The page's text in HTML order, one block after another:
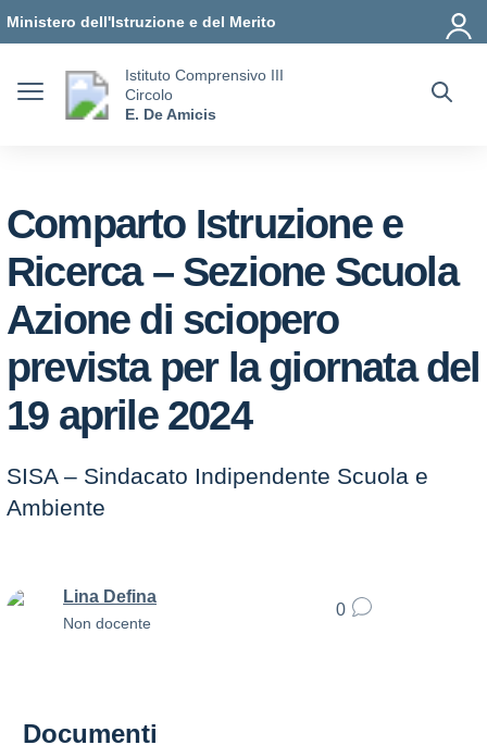
Ministero dell'Istruzione e del Merito
Istituto Comprensivo III
Circolo
E. De Amicis
Comparto Istruzione e
Ricerca – Sezione Scuola
Azione di sciopero
prevista per la giornata del
19 aprile 2024
SISA – Sindacato Indipendente Scuola e
Ambiente
Lina Defina
Non docente
0
Documenti